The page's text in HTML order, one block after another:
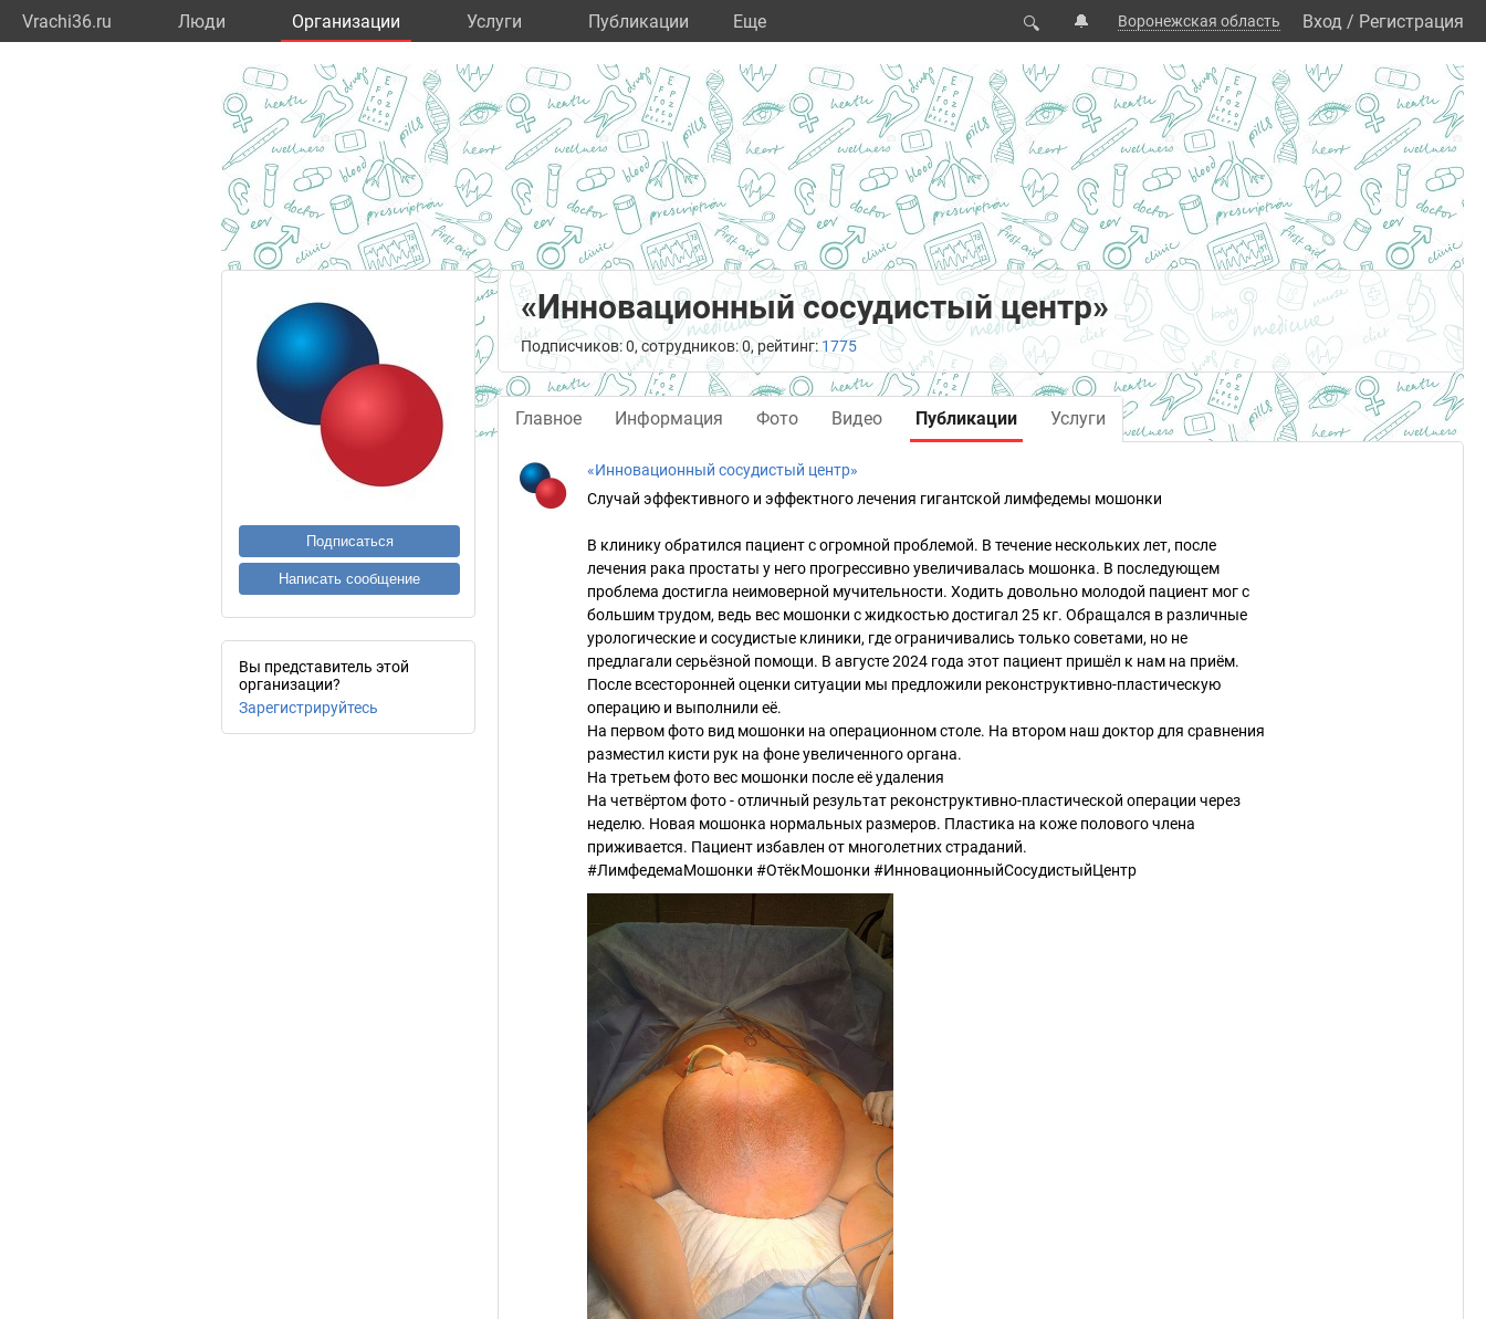
Vrachi36.ru Люди Организации Услуги Публикации Eще 🔍 🔔 Воронежская область Вход / Регистрация
Подписаться
Написать сообщение
Вы представитель этой
организации?
Зарегистрируйтесь
«Инновационный сосудистый центр»
Подписчиков: 0, сотрудников: 0, рейтинг: 1775
Главное Информация Фото Видео Публикации Услуги
«Инновационный сосудистый центр»
Случай эффективного и эффектного лечения гигантской лимфедемы мошонки
В клинику обратился пациент с огромной проблемой. В течение нескольких лет, после
лечения рака простаты у него прогрессивно увеличивалась мошонка. В последующем
проблема достигла неимоверной мучительности. Ходить довольно молодой пациент мог с
большим трудом, ведь вес мошонки с жидкостью достигал 25 кг. Обращался в различные
урологические и сосудистые клиники, где ограничивались только советами, но не
предлагали серьёзной помощи. В августе 2024 года этот пациент пришёл к нам на приём.
После всесторонней оценки ситуации мы предложили реконструктивно-пластическую
операцию и выполнили её.
На первом фото вид мошонки на операционном столе. На втором наш доктор для сравнения
разместил кисти рук на фоне увеличенного органа.
На третьем фото вес мошонки после её удаления
На четвёртом фото - отличный результат реконструктивно-пластической операции через
неделю. Новая мошонка нормальных размеров. Пластика на коже полового члена
приживается. Пациент избавлен от многолетних страданий.
#ЛимфедемаМошонки #ОтёкМошонки #ИнновационныйСосудистыйЦентр